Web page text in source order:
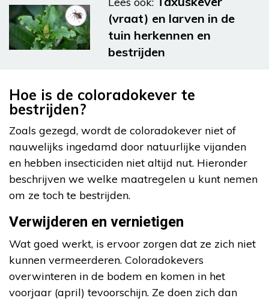
(vraat) en larven in de
tuin herkennen en
bestrijden
Hoe is de coloradokever te
bestrijden?
Zoals gezegd, wordt de coloradokever niet of
nauwelijks ingedamd door natuurlijke vijanden
en hebben insecticiden niet altijd nut. Hieronder
beschrijven we welke maatregelen u kunt nemen
om ze toch te bestrijden.
Verwijderen en vernietigen
Wat goed werkt, is ervoor zorgen dat ze zich niet
kunnen vermeerderen. Coloradokevers
overwinteren in de bodem en komen in het
voorjaar (april) tevoorschijn. Ze doen zich dan